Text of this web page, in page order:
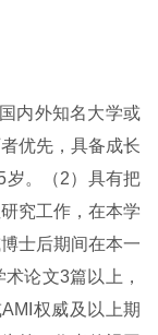
内外知名大学或
优先，具备成长
岁。（2）具有把
究工作，在本学
士后期间在本一
论文3篇以上，
权威及以上期